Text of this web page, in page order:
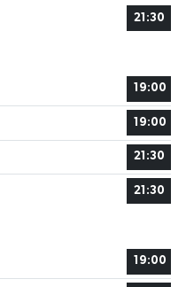
21:30
19:00
19:00
21:30
21:30
19:00